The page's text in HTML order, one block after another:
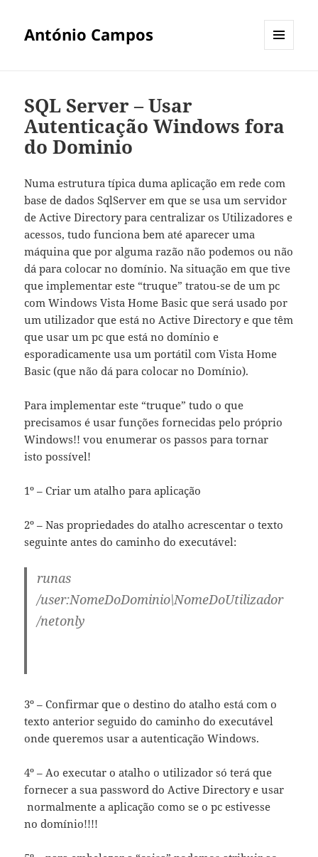
António Campos
SQL Server – Usar
Autenticação Windows fora
do Dominio
Numa estrutura típica duma aplicação em rede com
base de dados SqlServer em que se usa um servidor
de Active Directory para centralizar os Utilizadores e
acessos, tudo funciona bem até aparecer uma
máquina que por alguma razão não podemos ou não
dá para colocar no domínio. Na situação em que tive
que implementar este “truque” tratou-se de um pc
com Windows Vista Home Basic que será usado por
um utilizador que está no Active Directory e que têm
que usar um pc que está no domínio e
esporadicamente usa um portátil com Vista Home
Basic (que não dá para colocar no Domínio).
Para implementar este “truque” tudo o que
precisamos é usar funções fornecidas pelo próprio
Windows!! vou enumerar os passos para tornar
isto possível!
1º – Criar um atalho para aplicação
2º – Nas propriedades do atalho acrescentar o texto
seguinte antes do caminho do executável:
runas
/user:NomeDoDominio\NomeDoUtilizador
/netonly
3º – Confirmar que o destino do atalho está com o
texto anterior seguido do caminho do executável
onde queremos usar a autenticação Windows.
4º – Ao executar o atalho o utilizador só terá que
fornecer a sua password do Active Directory e usar
normalmente a aplicação como se o pc estivesse
no domínio!!!!